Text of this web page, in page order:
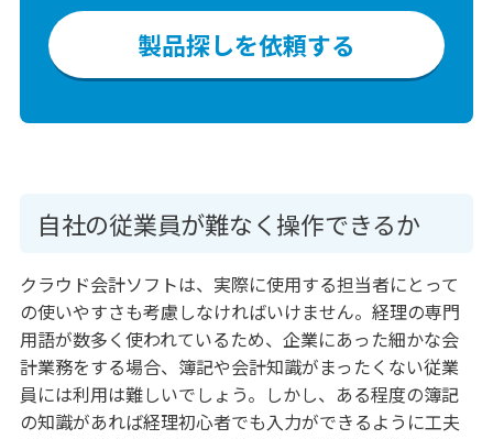
製品探しを依頼する
自社の従業員が難なく操作できるか
クラウド会計ソフトは、実際に使用する担当者にとって
の使いやすさも考慮しなければいけません。経理の専門
用語が数多く使われているため、企業にあった細かな会
計業務をする場合、簿記や会計知識がまったくない従業
員には利用は難しいでしょう。しかし、ある程度の簿記
の知識があれば経理初心者でも入力ができるように工夫